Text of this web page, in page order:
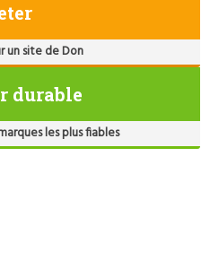
un site de Don
durable
les plus fiables